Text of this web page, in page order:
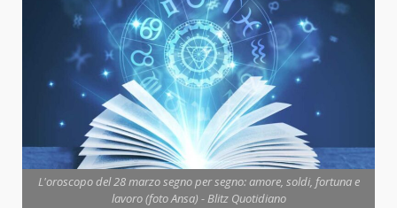
L'oroscopo del 28 marzo segno per segno: amore, soldi, fortuna e
lavoro (foto Ansa) - Blitz Quotidiano